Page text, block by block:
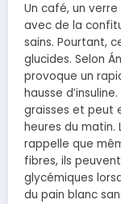
Un café, un
avec de la
sains. Pourtant,
glucides. Selon
provoque un
hausse
graisses et peut
heures du matin.
rappelle que
fibres, ils
glycémiques
du pain blanc